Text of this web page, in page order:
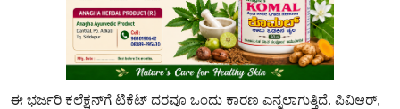
ಈ ಭರ್ಜರಿ ಕಲೆಕ್ಷನ್‌ಗೆ ಟಿಕೆಟ್ ದರವೂ ಒಂದು ಕಾರಣ ಎನ್ನಲಾಗುತ್ತಿದೆ. ಪಿವಿಆರ್,